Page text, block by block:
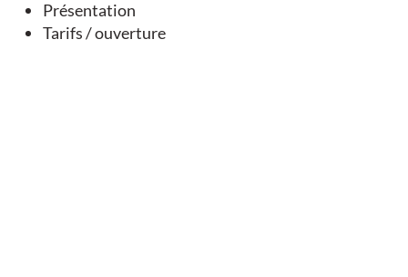
Présentation
Tarifs / ouvertureaussi